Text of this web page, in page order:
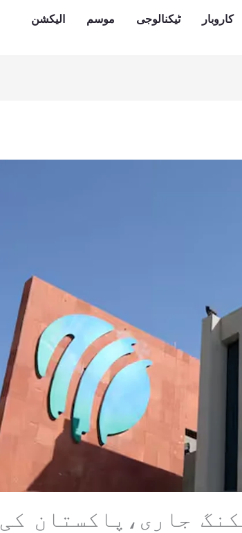
کاروبار ٹیکنالوجی موسم
الیکشن
جاری،پاکستان کی